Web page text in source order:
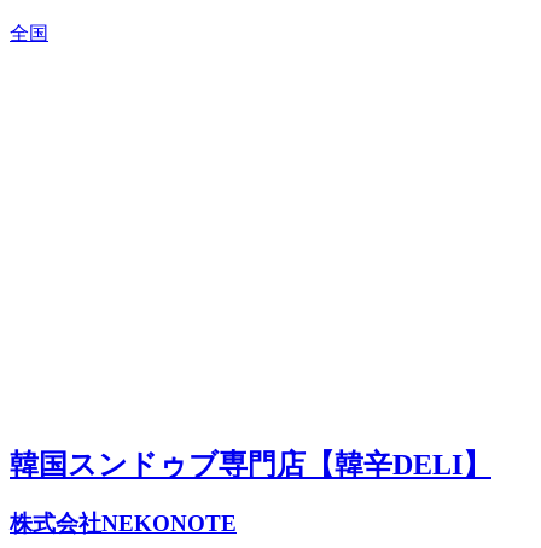
全国
韓国スンドゥブ専門店【韓辛DELI】
株式会社NEKONOTE